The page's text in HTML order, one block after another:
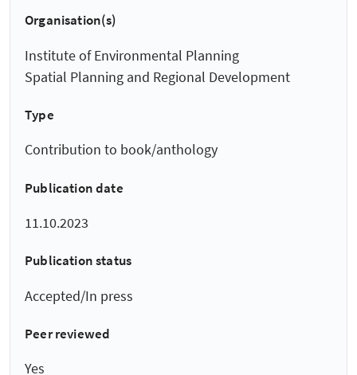
Organisation(s)
Institute of Environmental Planning
Spatial Planning and Regional Development
Type
Contribution to book/anthology
Publication date
11.10.2023
Publication status
Accepted/In press
Peer reviewed
Yes